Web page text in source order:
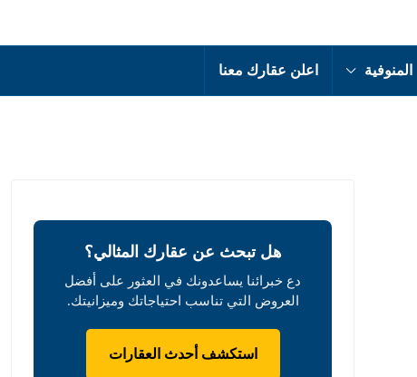
المنوفية اعلن عقارك معنا
هل تبحث عن عقارك المثالي؟
دع خبرائنا يساعدونك في العثور على أفضل
العروض التي تناسب احتياجاتك وميزانيتك.
استكشف أحدث العقارات